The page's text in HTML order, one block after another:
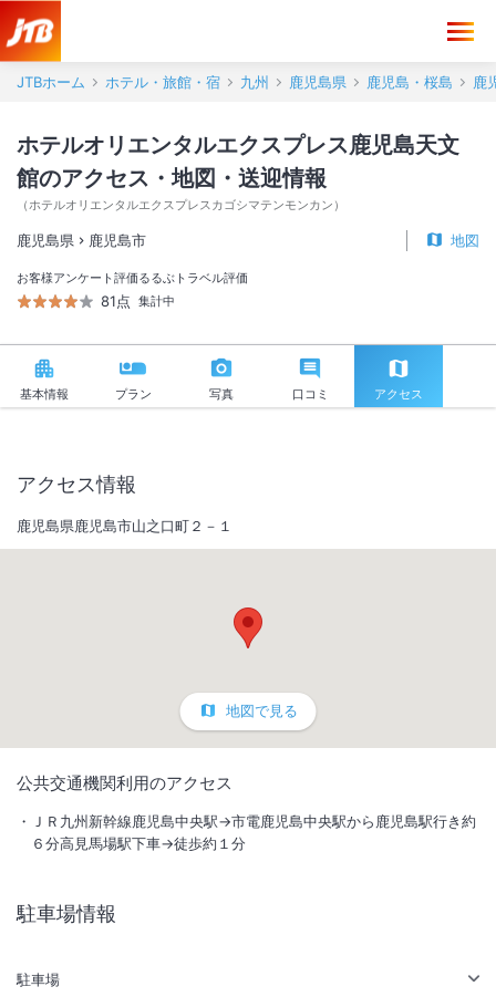
JTBホーム ホテル・旅館・宿 九州 鹿児島県 鹿児島・桜島 鹿
ホテルオリエンタルエクスプレス鹿児島天文
館のアクセス・地図・送迎情報
（ホテルオリエンタルエクスプレスカゴシマテンモンカン ）
鹿児島県 鹿児島市 地図
お客様アンケート評価
81点
るるぶトラベル評価
集計中
基本情報 プラン 写真 口コミ アクセス
駅徒歩5分
アクセス情報
鹿児島県鹿児島市山之口町２－１
地図で見る
公共交通機関利用のアクセス
ＪＲ九州新幹線鹿児島中央駅→市電鹿児島中央駅から鹿児島駅行き約
６分高見馬場駅下車→徒歩約１分
駐車場情報
駐車場